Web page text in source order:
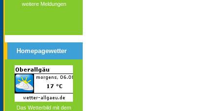
weitere Meldungen
Homepagewetter
Das Wetterbild mit dem